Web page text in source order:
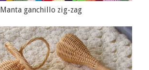
Manta ganchillo zig-zag